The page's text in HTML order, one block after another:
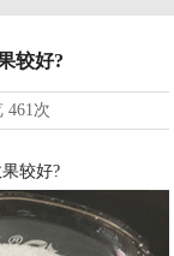
较好?
461次
较好?